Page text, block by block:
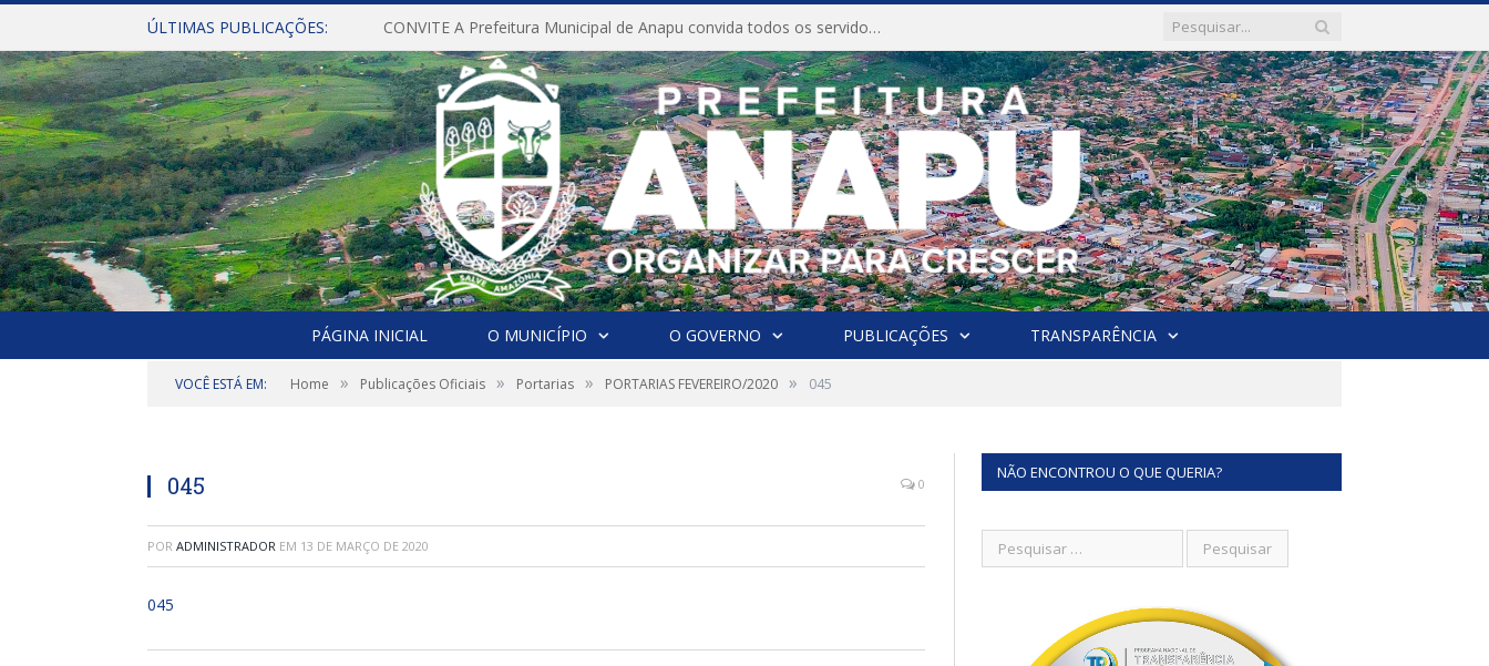
ÚLTIMAS PUBLICAÇÕES: CONVITE A Prefeitura Municipal de Anapu convida todos os servidores públicos municipais para participarem da Audiência Pública de discussão da Lei de Diretrizes Orçamentárias (LDO), importante instrumento de planejamento das ações e investimentos da Administração Pública para o próximo exercício financeiro.
PÁGINA INICIAL O MUNICÍPIO O GOVERNO PUBLICAÇÕES TRANSPARÊNCIA
VOCÊ ESTÁ EM: Home » Publicações Oficiais » Portarias » PORTARIAS FEVEREIRO/2020 » 045
045 0
POR ADMINISTRADOR EM 13 DE MARÇO DE 2020
045
NÃO ENCONTROU O QUE QUERIA?